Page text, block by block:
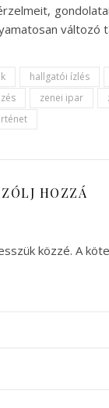
változó
hallgatói ízlés
zenei ipar
HOZZÁ
közzé. A